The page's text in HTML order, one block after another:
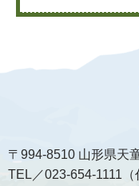
〒994-8510 山形県天
TEL／023-654-1111（